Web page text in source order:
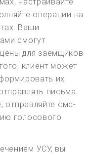
операции на
Ваши
смогут
для заемщиков
клиент может
их
письма
отправляйте смс-
голосового
УСУ, вы